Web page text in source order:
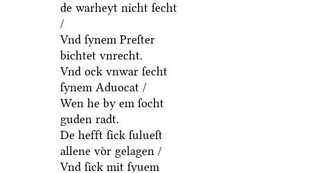
de warheyt nicht ſecht
/
Vnd ſynem Preſter
bichtet vnrecht.
Vnd ock vnwar ſecht
ſynem Aduocat /
Wen he by em ſocht
guden radt.
De hefft ſick ſulueſt
allene voͤr gelagen /
Vnd ſick mit ſyuem